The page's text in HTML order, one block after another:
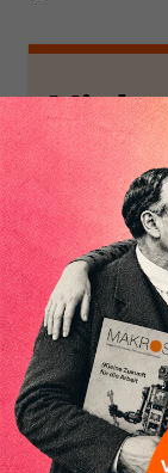
Inhaltsverzeichnis
von
Nur für
MAKROSKOP
Themen aus
Perspektive
in